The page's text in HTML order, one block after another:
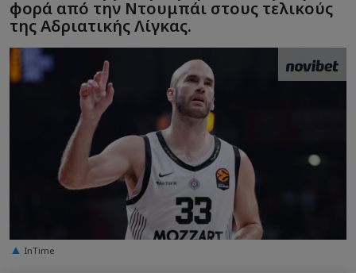
φορά από την Ντουμπάι στους τελικούς
της Αδριατικής Λίγκας.
InTime